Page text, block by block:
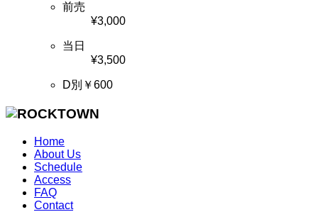
前売
¥3,000
当日
¥3,500
D別￥600
Home
About Us
Schedule
Access
FAQ
Contact